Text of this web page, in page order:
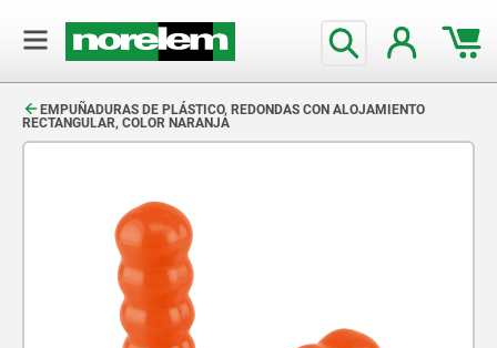
EMPUÑADURAS DE PLÁSTICO, REDONDAS CON ALOJAMIENTO
RECTANGULAR, COLOR NARANJA